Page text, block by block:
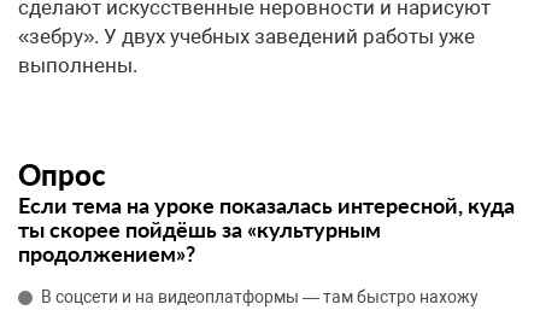
сделают искусственные неровности и нарисуют
«зебру». У двух учебных заведений работы уже
выполнены.
Опрос
Если тема на уроке показалась интересной, куда
ты скорее пойдёшь за «культурным
продолжением»?
В соцсети и на видеоплатформы — там быстро нахожу